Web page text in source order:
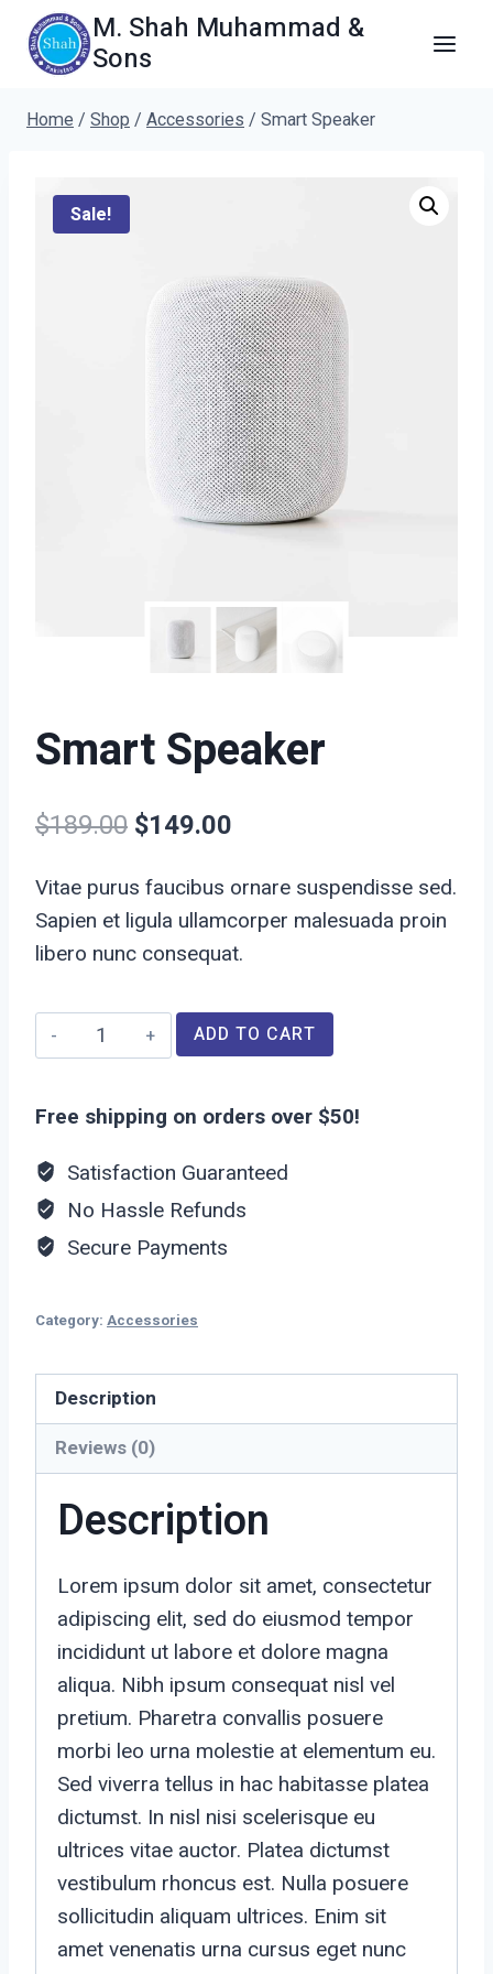
content
M. Shah Muhammad &
Sons
Home / Shop / Accessories / Smart Speaker
Sale!
Smart Speaker
$189.00 Original
was:
$189.00.
$149.00
$149.00.
Vitae purus faucibus ornare suspendisse sed.
Sapien et ligula ullamcorper malesuada proin
libero nunc consequat.
Smart
Speaker
ADD TO CART
Free shipping on orders over $50!
Satisfaction Guaranteed
No Hassle Refunds
Secure Payments
Category: Accessories
Description
Reviews (0)
Description
Lorem ipsum dolor sit amet, consectetur
adipiscing elit, sed do eiusmod tempor
incididunt ut labore et dolore magna
aliqua. Nibh ipsum consequat nisl vel
pretium. Pharetra convallis posuere
morbi leo urna molestie at elementum eu.
Sed viverra tellus in hac habitasse platea
dictumst. In nisl nisi scelerisque eu
ultrices vitae auctor. Platea dictumst
vestibulum rhoncus est. Nulla posuere
sollicitudin aliquam ultrices. Enim sit
amet venenatis urna cursus eget nunc